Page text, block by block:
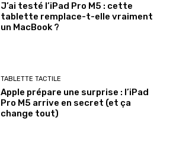
J’ai testé l’iPad Pro M5 : cette
tablette remplace-t-elle vraiment
un MacBook ?
TABLETTE TACTILE
Apple prépare une surprise : l’iPad
Pro M5 arrive en secret (et ça
change tout)